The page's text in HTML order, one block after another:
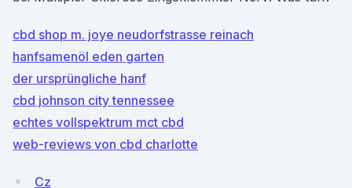
cbd shop m. joye neudorfstrasse reinach
hanfsamenöl eden garten
der ursprüngliche hanf
cbd johnson city tennessee
echtes vollspektrum mct cbd
web-reviews von cbd charlotte
Cz